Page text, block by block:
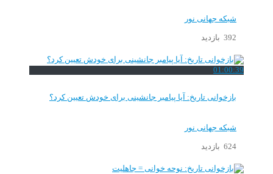
شبکه جهانی نور
392 بازدید
01:00:39
بازخوانی تاریخ: آیا پیامبر جانشینی برای خودش تعیین کرد؟
شبکه جهانی نور
624 بازدید